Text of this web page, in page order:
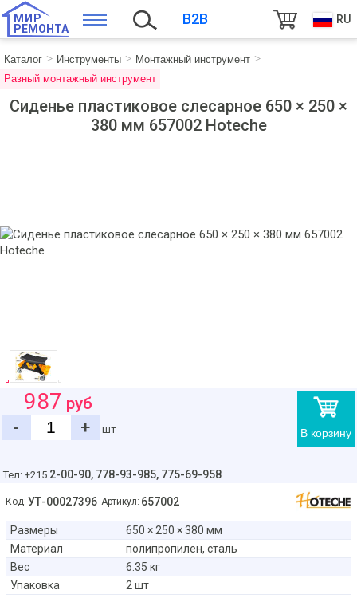
МИР
РЕМОНТА
B2B RU
Каталог Инструменты
Монтажный инструмент
Разный монтажный инструмент
Сиденье пластиковое слесарное 650 × 250 ×
380 мм 657002 Hoteche
В корзину
987 руб
-
+ шт
Тел: +215 2-00-90, 778-93-985, 775-69-958
Код: УТ-00027396 Артикул: 657002
Размеры
650 × 250 × 380 мм
Материал
полипропилен, сталь
Вес
6.35 кг
Упаковка
2 шт